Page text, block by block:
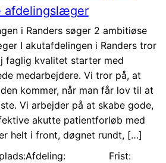
afdelingslæger
i Randers søger 2 ambitiøse
I akutafdelingen i Randers tror
faglig kvalitet starter med
medarbejdere. Vi tror på, at
kommer, når man får lov til at
Vi arbejder på at skabe gode,
akutte patientforløb med
helt i front, døgnet rundt, […]
Afdeling:
Frist: